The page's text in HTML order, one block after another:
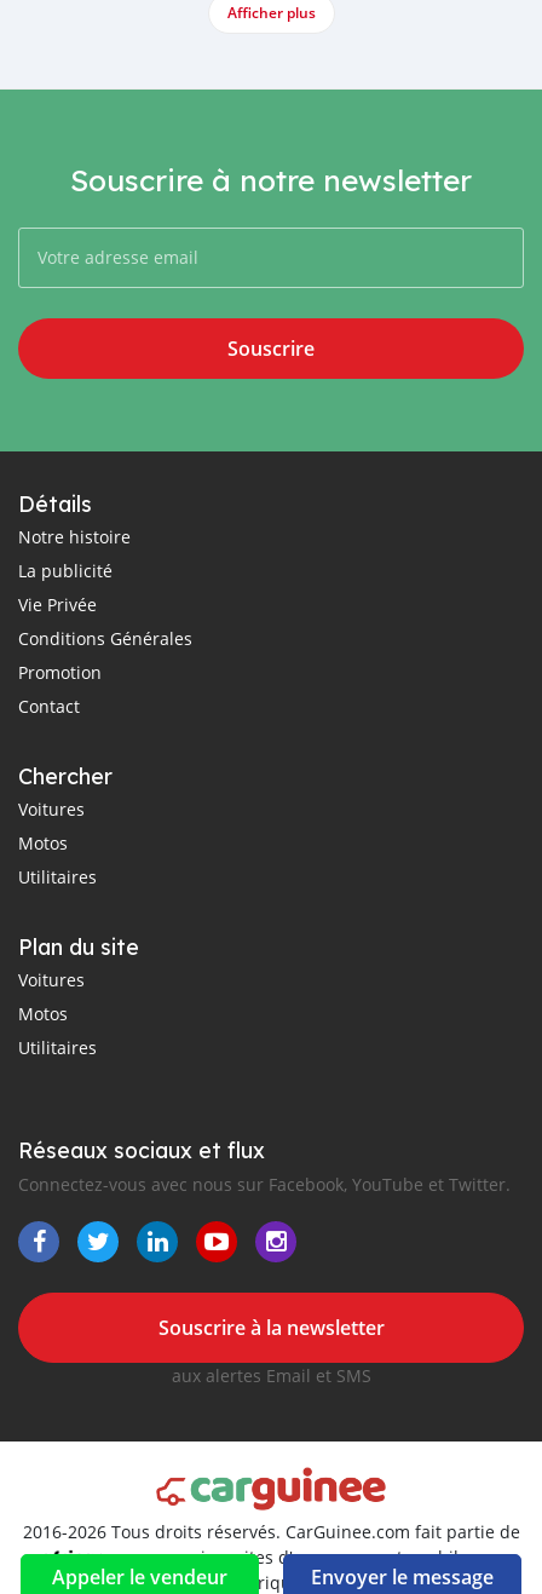
Appeler le vendeur Envoyer le message
Afficher plus
Souscrire à notre newsletter
Souscrire
Détails
Notre histoire
La publicité
Vie Privée
Conditions Générales
Promotion
Contact
Chercher
Voitures
Motos
Utilitaires
Plan du site
Voitures
Motos
Utilitaires
Réseaux sociaux et flux
Connectez-vous avec nous sur Facebook, YouTube et Twitter.
Souscrire à la newsletter
aux alertes Email et SMS
2016-2026 Tous droits réservés. CarGuinee.com fait partie de
, premiers sites d'annonces automobiles en
Afrique